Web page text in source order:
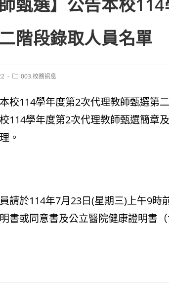
階段錄取人員名單
Post003.校務訊息
校114學年度第2次代理教師甄選第
114學年度第2次代理教師甄選簡章
。
請於114年7月23日(星期三)上午9時
書或同意書及公立醫院健康證明書